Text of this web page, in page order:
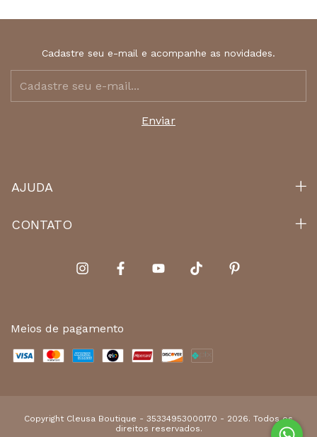
Cadastre seu e-mail e acompanhe as novidades.
AJUDA
CONTATO
Meios de pagamento
Copyright Cleusa Boutique - 35334953000170 - 2026. Todos os
direitos reservados.